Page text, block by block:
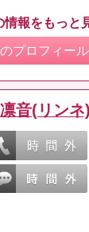
情報をもっと
プロフィー
凛音(リンネ)